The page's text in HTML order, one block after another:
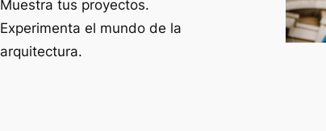
Muestra tus proyectos.
Experimenta el mundo de la
arquitectura.